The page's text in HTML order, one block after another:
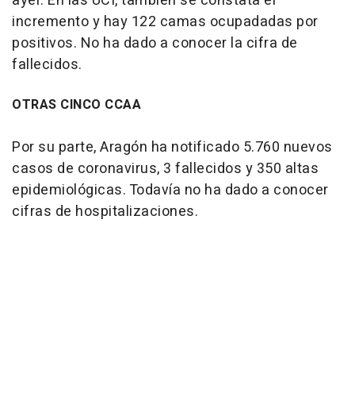
incremento y hay 122 camas ocupadadas por
positivos. No ha dado a conocer la cifra de
fallecidos.
OTRAS CINCO CCAA
Por su parte, Aragón ha notificado 5.760 nuevos
casos de coronavirus, 3 fallecidos y 350 altas
epidemiológicas. Todavía no ha dado a conocer
cifras de hospitalizaciones.